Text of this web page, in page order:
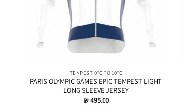
TEMPEST 0°C TO 10°C
PARIS OLYMPIC GAMES EPIC TEMPEST LIGHT
LONG SLEEVE JERSEY
₪495.00